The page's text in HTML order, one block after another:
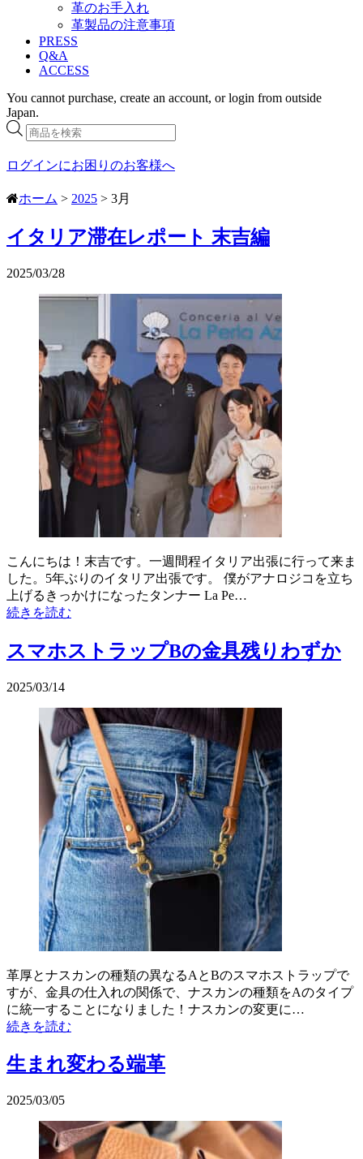
革のお手入れ
革製品の注意事項
PRESS
Q&A
ACCESS
You cannot purchase, create an account, or login from outside
Japan.
商
品
検
ログインにお困りのお客様へ
ホーム > 2025 > 3月
イタリア滞在レポート 末吉編
2025/03/28
こんにちは！末吉です。一週間程イタリア出張に行って来ま
した。5年ぶりのイタリア出張です。 僕がアナロジコを立ち
上げるきっかけになったタンナー La Pe…
続きを読む
スマホストラップBの金具残りわずか
2025/03/14
革厚とナスカンの種類の異なるAとBのスマホストラップで
すが、金具の仕入れの関係で、ナスカンの種類をAのタイプ
に統一することになりました！ナスカンの変更に…
続きを読む
生まれ変わる端革
2025/03/05